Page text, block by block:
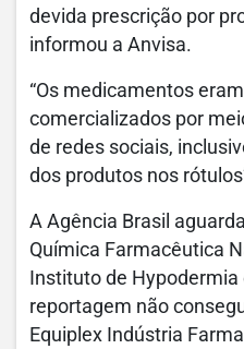
devida prescrição por
informou a Anvisa.
“Os medicamentos
comercializados por
de redes sociais,
dos produtos nos
A Agência Brasil
Química Farmacêutica
Instituto de
reportagem não
Equiplex Indústria